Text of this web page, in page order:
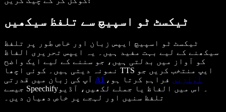
ٹیکسٹ ٹو اسپیچ سے تلفظ سیکھیں
ٹیکسٹ ٹو اسپیچ ایپس زبان اور خاص طور پر تلفظ
سیکھنے کے لیے بہت مفید ہیں۔ یہ ایپس تحریری الفاظ
کو آواز میں بدلتی ہیں، جو سننے کے لیے ایک واضح
نمونہ دیتی ہیں۔ کوئی اچھا TTS ایپ منتخب کریں جو
AI آوازیں فراہم کرتا ہو،
جیسے Speechify۔ اس میں الفاظ یا جملے لکھیں، آڈیو
تلفظ سنیں اور لہجے پر خاص دھیان دیں۔